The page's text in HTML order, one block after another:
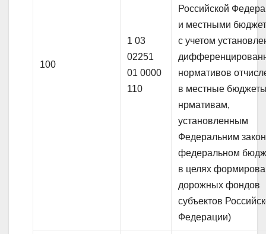
100
1 03
02251
01 0000
110
Российской
и местными
с учетом
нормативов
в местные
нрмативам,
установленным
Федеральним
федеральном
в целях
дорожных фондов
субъектов
Федерации)